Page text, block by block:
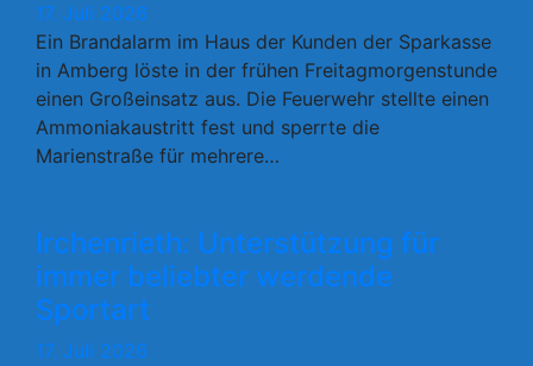
17. Juli 2026
Ein Brandalarm im Haus der Kunden der Sparkasse
in Amberg löste in der frühen Freitagmorgenstunde
einen Großeinsatz aus. Die Feuerwehr stellte einen
Ammoniakaustritt fest und sperrte die
Marienstraße für mehrere…
Irchenrieth: Unterstützung für
immer beliebter werdende
Sportart
17. Juli 2026